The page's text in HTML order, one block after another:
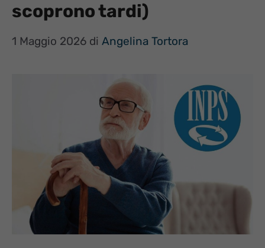
scoprono tardi)
1 Maggio 2026 di Angelina Tortora